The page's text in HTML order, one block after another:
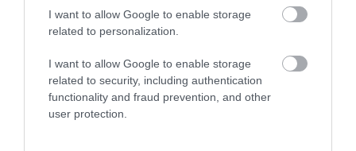
I want to allow Google to enable storage
related to personalization.
I want to allow Google to enable storage
related to security, including authentication
functionality and fraud prevention, and other
user protection.